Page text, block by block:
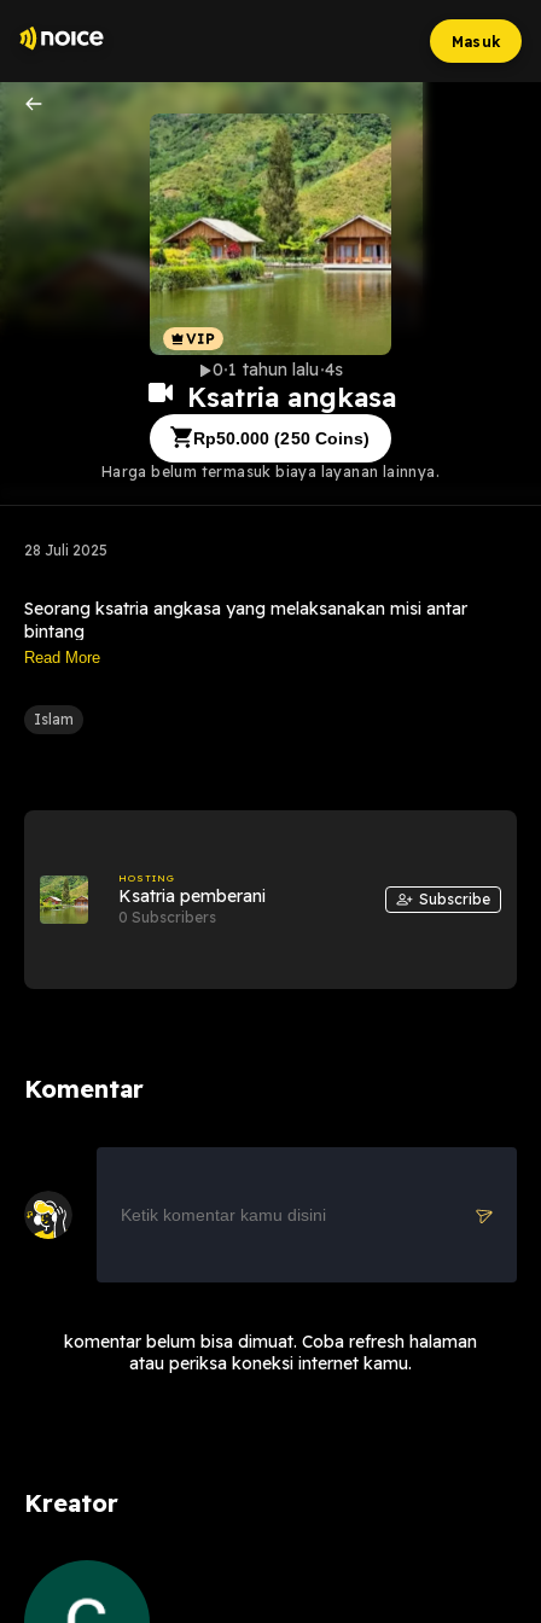
Masuk
0 1 tahun lalu 4s
Ksatria angkasa
Rp50.000 (250Coins)
Harga belum termasuk biaya layanan lainnya.
28 Juli 2025
Seorang ksatria angkasa yang melaksanakan misi antar
bintang
Read More
Islam
HOSTING
Ksatria pemberani
0 Subscribers
Subscribe
Komentar
komentar belum bisa dimuat. Coba refresh halaman
atau periksa koneksi internet kamu.
Kreator